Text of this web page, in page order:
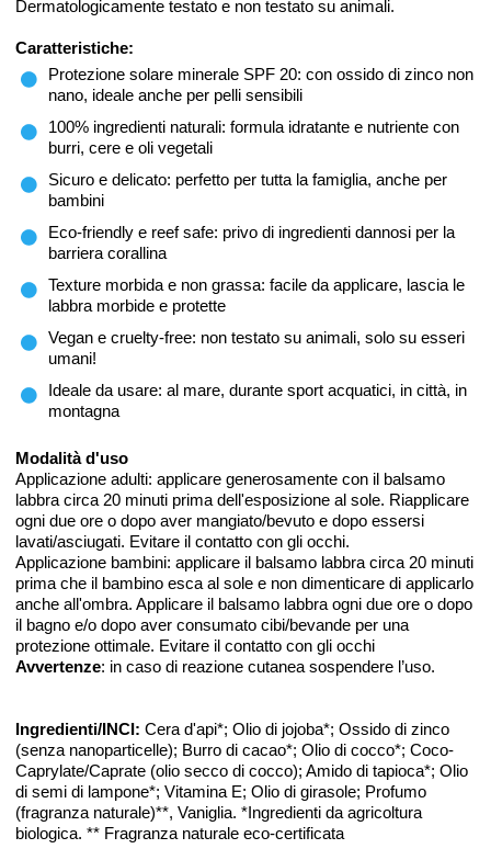
Dermatologicamente testato e non testato su animali.
Caratteristiche:
Protezione solare minerale SPF 20: con ossido di zinco non
nano, ideale anche per pelli sensibili
100% ingredienti naturali: formula idratante e nutriente con
burri, cere e oli vegetali
Sicuro e delicato: perfetto per tutta la famiglia, anche per
bambini
Eco-friendly e reef safe: privo di ingredienti dannosi per la
barriera corallina
Texture morbida e non grassa: facile da applicare, lascia le
labbra morbide e protette
Vegan e cruelty-free: non testato su animali, solo su esseri
umani!
Ideale da usare: al mare, durante sport acquatici, in città, in
montagna
Modalità d'uso
Applicazione adulti: applicare generosamente con il balsamo
labbra circa 20 minuti prima dell'esposizione al sole. Riapplicare
ogni due ore o dopo aver mangiato/bevuto e dopo essersi
lavati/asciugati. Evitare il contatto con gli occhi.
Applicazione bambini: applicare il balsamo labbra circa 20 minuti
prima che il bambino esca al sole e non dimenticare di applicarlo
anche all'ombra. Applicare il balsamo labbra ogni due ore o dopo
il bagno e/o dopo aver consumato cibi/bevande per una
protezione ottimale. Evitare il contatto con gli occhi
Avvertenze: in caso di reazione cutanea sospendere l’uso.
Ingredienti/INCI: Cera d'api*; Olio di jojoba*; Ossido di zinco
(senza nanoparticelle); Burro di cacao*; Olio di cocco*; Coco-
Caprylate/Caprate (olio secco di cocco); Amido di tapioca*; Olio
di semi di lampone*; Vitamina E; Olio di girasole; Profumo
(fragranza naturale)**, Vaniglia. *Ingredienti da agricoltura
biologica. ** Fragranza naturale eco-certificata